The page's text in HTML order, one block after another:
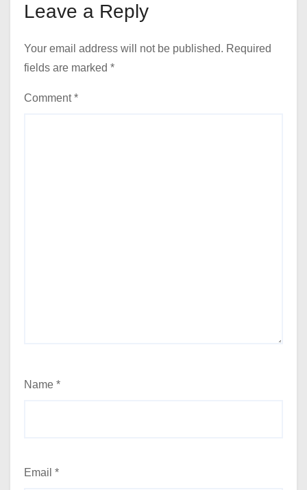
Leave a Reply
Your email address will not be published. Required
fields are marked *
Comment*
Name *
Email *